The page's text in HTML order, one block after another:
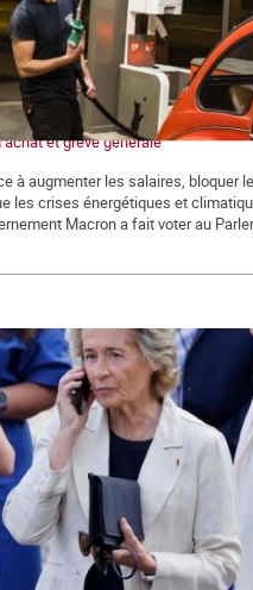
et grève générale
à augmenter les salaires, bloquer
les crises énergétiques et
Macron a fait voter au